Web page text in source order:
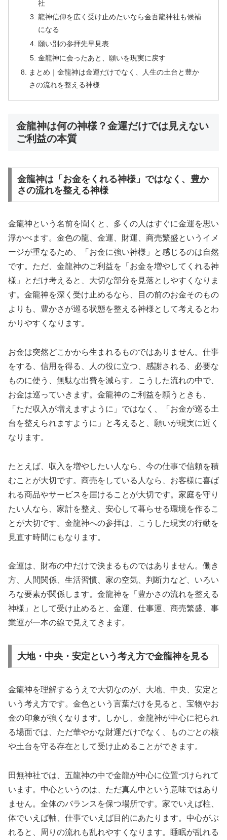
社
龍神信仰を広く受け止めたいなら金吾龍神社も候補
になる
願い別の参拝先早見表
金龍神に会ったあと、願いを現実に戻す
まとめ｜金龍神は金運だけでなく、人生の土台と豊か
さの流れを整える神様
金龍神は何の神様？金運だけでは見えない
ご利益の本質
金龍神は「お金をくれる神様」ではなく、豊か
さの流れを整える神様
金龍神という名前を聞くと、多くの人はすぐに金運を思い
浮かべます。金色の龍、金運、財運、商売繁盛というイメ
ージが重なるため、「お金に強い神様」と感じるのは自然
です。ただ、金龍神のご利益を「お金を増やしてくれる神
様」とだけ考えると、大切な部分を見落としやすくなりま
す。金龍神を深く受け止めるなら、目の前のお金そのもの
よりも、豊かさが巡る状態を整える神様として考えるとわ
かりやすくなります。
お金は突然どこかから生まれるものではありません。仕事
をする、信用を得る、人の役に立つ、感謝される、必要な
ものに使う、無駄な出費を減らす。こうした流れの中で、
お金は巡っていきます。金龍神のご利益を願うときも、
「ただ収入が増えますように」ではなく、「お金が巡る土
台を整えられますように」と考えると、願いが現実に近く
なります。
たとえば、収入を増やしたい人なら、今の仕事で信頼を積
むことが大切です。商売をしている人なら、お客様に喜ば
れる商品やサービスを届けることが大切です。家庭を守り
たい人なら、家計を整え、安心して暮らせる環境を作るこ
とが大切です。金龍神への参拝は、こうした現実の行動を
見直す時間にもなります。
金運は、財布の中だけで決まるものではありません。働き
方、人間関係、生活習慣、家の空気、判断力など、いろい
ろな要素が関係します。金龍神を「豊かさの流れを整える
神様」として受け止めると、金運、仕事運、商売繁盛、事
業運が一本の線で見えてきます。
大地・中央・安定という考え方で金龍神を見る
金龍神を理解するうえで大切なのが、大地、中央、安定と
いう考え方です。金色という言葉だけを見ると、宝物やお
金の印象が強くなります。しかし、金龍神が中心に祀られ
る場面では、ただ華やかな財運だけでなく、ものごとの核
や土台を守る存在として受け止めることができます。
田無神社では、五龍神の中で金龍が中心に位置づけられて
います。中心というのは、ただ真ん中という意味ではあり
ません。全体のバランスを保つ場所です。家でいえば柱、
体でいえば軸、仕事でいえば目的にあたります。中心がぶ
れると、周りの流れも乱れやすくなります。睡眠が乱れる